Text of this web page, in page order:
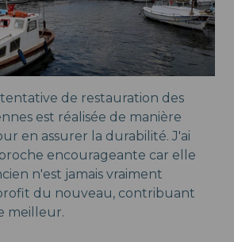
de restauration des
est réalisée de manière
en assurer la durabilité. J'ai
encourageante car elle
n'est jamais vraiment
du nouveau, contribuant
meilleur.